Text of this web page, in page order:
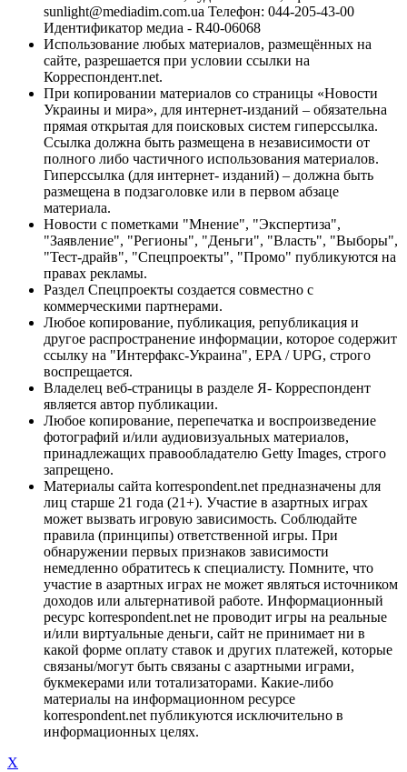
sunlight@mediadim.com.ua Телефон: 044-205-43-00
Идентификатор медиа - R40-06068
Использование любых материалов, размещённых на
сайте, разрешается при условии ссылки на
Корреспондент.net.
При копировании материалов со страницы «Новости
Украины и мира», для интернет-изданий – обязательна
прямая открытая для поисковых систем гиперссылка.
Ссылка должна быть размещена в независимости от
полного либо частичного использования материалов.
Гиперссылка (для интернет- изданий) – должна быть
размещена в подзаголовке или в первом абзаце
материала.
Новости с пометками "Мнение", "Экспертиза",
"Заявление", "Регионы", "Деньги", "Власть", "Выборы",
"Тест-драйв", "Спецпроекты", "Промо" публикуются на
правах рекламы.
Раздел Спецпроекты создается совместно с
коммерческими партнерами.
Любое копирование, публикация, републикация и
другое распространение информации, которое содержит
ссылку на "Интерфакс-Украина", EPA / UPG, строго
воспрещается.
Владелец веб-страницы в разделе Я- Корреспондент
является автор публикации.
Любое копирование, перепечатка и воспроизведение
фотографий и/или аудиовизуальных материалов,
принадлежащих правообладателю Getty Images, строго
запрещено.
Материалы сайта korrespondent.net предназначены для
лиц старше 21 года (21+). Участие в азартных играх
может вызвать игровую зависимость. Соблюдайте
правила (принципы) ответственной игры. При
обнаружении первых признаков зависимости
немедленно обратитесь к специалисту. Помните, что
участие в азартных играх не может являться источником
доходов или альтернативой работе. Информационный
ресурс korrespondent.net не проводит игры на реальные
и/или виртуальные деньги, сайт не принимает ни в
какой форме оплату ставок и других платежей, которые
связаны/могут быть связаны с азартными играми,
букмекерами или тотализаторами. Какие-либо
материалы на информационном ресурсе
korrespondent.net публикуются исключительно в
информационных целях.
X